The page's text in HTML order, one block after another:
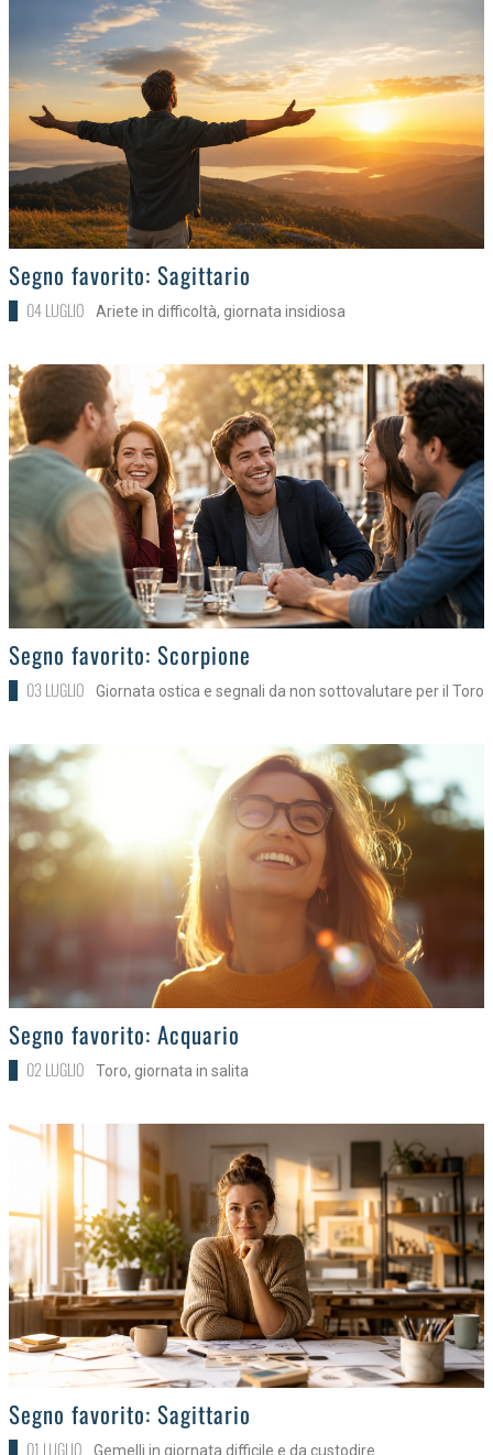
>
Segno favorito: Sagittario
04 LUGLIO Ariete in difficoltà, giornata insidiosa
>
Segno favorito: Scorpione
03 LUGLIO Giornata ostica e segnali da non sottovalutare per il Toro
>
Segno favorito: Acquario
02 LUGLIO Toro, giornata in salita
>
Segno favorito: Sagittario
01 LUGLIO Gemelli in giornata difficile e da custodire